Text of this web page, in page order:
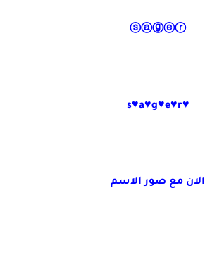
ⓢⓐⓖⓔⓡ
♥s♥a♥g♥e♥r
الان مع صور الاسم